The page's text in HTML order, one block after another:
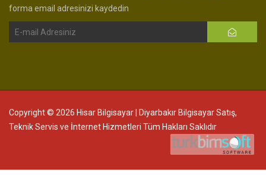
forma email adresinizi kaydedin
Copyright © 2026 Hisar Bilgisayar | Diyarbakır Bilgisayar Satış,
Teknik Servis ve İnternet Hizmetleri Tüm Hakları Saklıdır